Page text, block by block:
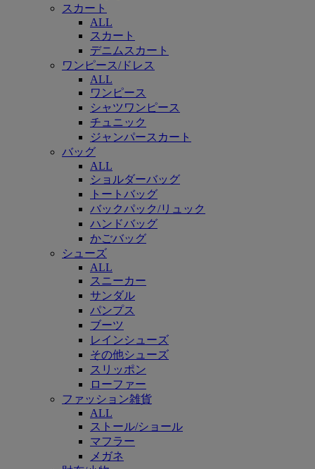
スカート
ALL
スカート
デニムスカート
ワンピース/ドレス
ALL
ワンピース
シャツワンピース
チュニック
ジャンパースカート
バッグ
ALL
ショルダーバッグ
トートバッグ
バックパック/リュック
ハンドバッグ
かごバッグ
シューズ
ALL
スニーカー
サンダル
パンプス
ブーツ
レインシューズ
その他シューズ
スリッポン
ローファー
ファッション雑貨
ALL
ストール/ショール
マフラー
メガネ